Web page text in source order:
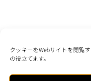
クッキーをWebサイトを閲覧
の役立てます。